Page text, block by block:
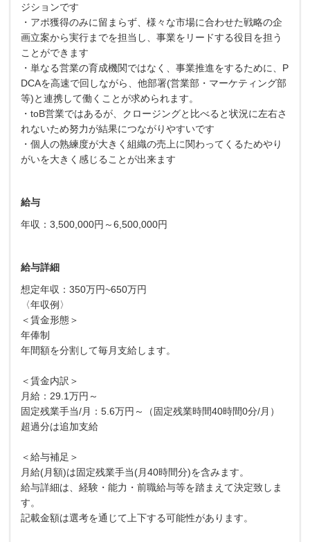
ジションです
・アポ獲得のみに留まらず、様々な市場に合わせた戦略の企
画立案から実行までを担当し、事業をリードする役目を担う
ことができます
・単なる営業の育成機関ではなく、事業推進をするために、P
DCAを高速で回しながら、他部署(営業部・マーケティング部
等)と連携して働くことが求められます。
・toB営業ではあるが、クロージングと比べると状況に左右さ
れないため努力が結果につながりやすいです
・個人の熟練度が大きく組織の売上に関わってくるためやり
がいを大きく感じることが出来ます
給与
年収：3,500,000円～6,500,000円
給与詳細
想定年収：350万円~650万円
〈年収例〉
＜賃金形態＞
年俸制
年間額を分割して毎月支給します。
＜賃金内訳＞
月給：29.1万円～
固定残業手当/月：5.6万円～（固定残業時間40時間0分/月）
超過分は追加支給
＜給与補足＞
月給(月額)は固定残業手当(月40時間分)を含みます。
給与詳細は、経験・能力・前職給与等を踏まえて決定致しま
す。
記載金額は選考を通じて上下する可能性があります。